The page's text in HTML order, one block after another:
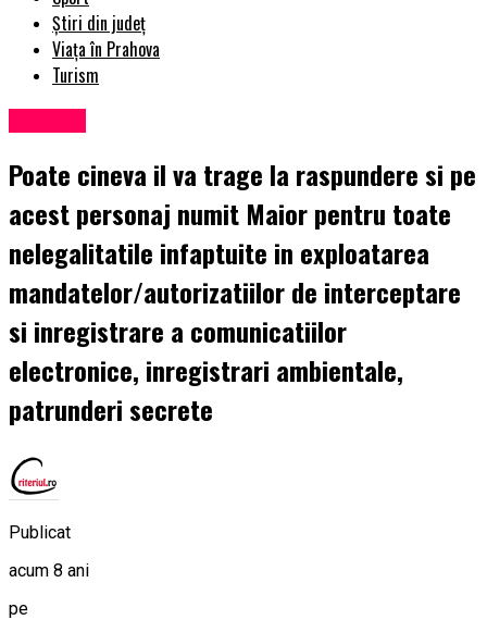
Știri din județ
Viața în Prahova
Turism
Poate cineva il va trage la raspundere si pe
acest personaj numit Maior pentru toate
nelegalitatile infaptuite in exploatarea
mandatelor/autorizatiilor de interceptare
si inregistrare a comunicatiilor
electronice, inregistrari ambientale,
patrunderi secrete
Publicat
acum 8 ani
pe